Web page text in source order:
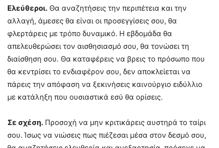
Ελεύθεροι. Θα αναζητήσεις την περιπέτεια και την
αλλαγή, άμεσες θα είναι οι προσεγγίσεις σου, θα
φλερτάρεις με τρόπο δυναμικό. Η εβδομάδα θα
απελευθερώσει τον αισθησιασμό σου, θα τονώσει τη
διαίσθηση σου. Θα καταφέρεις να βρεις το πρόσωπο που
θα κεντρίσει το ενδιαφέρον σου, δεν αποκλείεται να
πάρεις την απόφαση να ξεκινήσεις καινούργιο ειδύλλιο
με κατάληξη που ουσιαστικά εσύ θα ορίσεις.
Σε σχέση. Προσοχή να μην κριτικάρεις αυστηρά το ταίρι
σου. Ίσως να νιώσεις πως πιέζεσαι μέσα στον δεσμό σου,